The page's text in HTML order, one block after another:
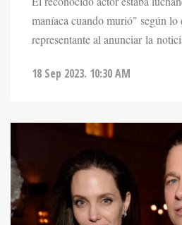
maníaca cuando murió" según lo
representante al anunciar la
18 Sep 2023. 10:30 AM